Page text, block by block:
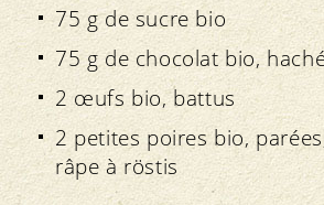
75 g de sucre bio
75 g de chocolat bio,
2 œufs bio, battus
2 petites poires bio,
râpe à röstis